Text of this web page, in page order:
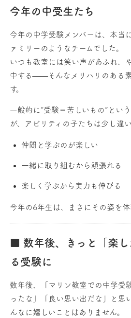
今年の中受生たち
今年の中学受験メンバーは、本当
ァミリーのようなチームでした。
いつも教室には笑い声があふれ、
中する——そんなメリハリのある
す。
一般的に“受験＝苦しいもの”とい
が、アビリティの子たちは少し違い
仲間と学ぶのが楽しい
一緒に取り組むから頑張れる
楽しく学ぶから実力も伸びる
今年の6年生は、まさにその姿を体
■ 数年後、きっと「楽し
る受験に
数年後、「マリン教室での中学受
ったな」「良い思い出だな」と思
んなに嬉しいことはありません。